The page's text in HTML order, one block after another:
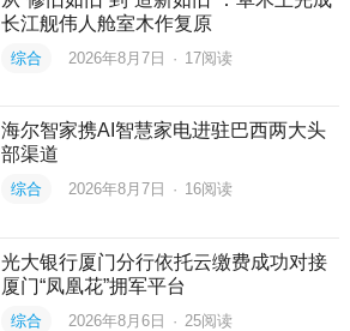
长江舰伟人舱室木作复原
综合 2026年8月7日 · 17阅读
海尔智家携AI智慧家电进驻巴西两大头
部渠道
综合 2026年8月7日 · 16阅读
光大银行厦门分行依托云缴费成功对接
厦门“凤凰花”拥军平台
综合 2026年8月6日 · 25阅读